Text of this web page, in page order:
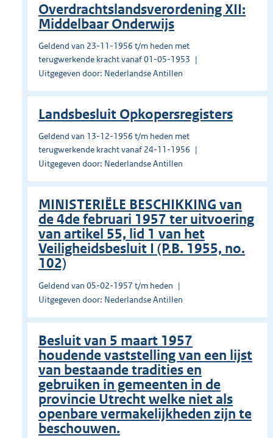
Overdrachtslandsverordening XII:
Middelbaar Onderwijs
Geldend van 23-11-1956 t/m heden met
terugwerkende kracht vanaf 01-05-1953
Uitgegeven door: Nederlandse Antillen
Landsbesluit Opkopersregisters
Geldend van 13-12-1956 t/m heden met
terugwerkende kracht vanaf 24-11-1956
Uitgegeven door: Nederlandse Antillen
MINISTERIËLE BESCHIKKING van
de 4de februari 1957 ter uitvoering
van artikel 55, lid 1 van het
Veiligheidsbesluit I (P.B. 1955, no.
102)
Geldend van 05-02-1957 t/m heden
Uitgegeven door: Nederlandse Antillen
Besluit van 5 maart 1957
houdende vaststelling van een lijst
van bestaande tradities en
gebruiken in gemeenten in de
provincie Utrecht welke niet als
openbare vermakelijkheden zijn te
beschouwen.